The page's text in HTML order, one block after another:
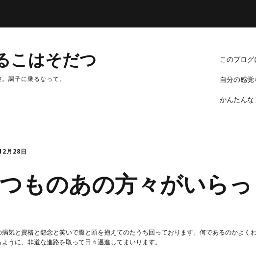
こはそだつ
調子に乗るなって。
このブログ
自分の感
「死にたい
かんたん
月28日
ものあの方々がいらっ
病気と資格と怨念と笑いで腹と頭を抱えてのたうち回っております。何であるのかよ
うに、非道な進路を取って日々邁進してまいります。